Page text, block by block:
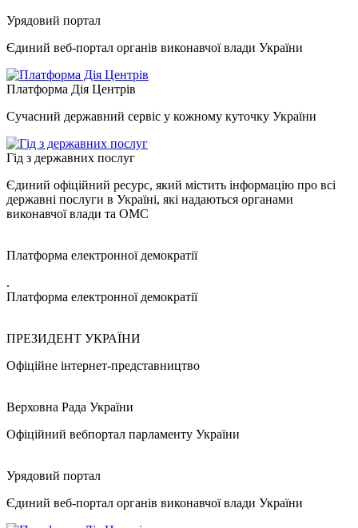
Урядовий портал
Єдиний веб-портал органів виконавчої влади України
Платформа Дія Центрів
Сучасний державний сервіс у кожному куточку України
Гід з державних послуг
Єдиний офіційний ресурс, який містить інформацію про всі
державні послуги в Україні, які надаються органами
виконавчої влади та ОМС
Платформа електронної демократії
.
Платформа електронної демократії
ПРЕЗИДЕНТ УКРАЇНИ
Офіційне інтернет-представництво
Верховна Рада України
Офіційний вебпортал парламенту України
Урядовий портал
Єдиний веб-портал органів виконавчої влади України